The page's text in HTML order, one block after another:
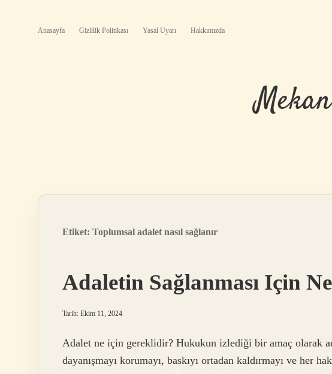
Anasayfa Gizlilik Politikası Yasal Uyarı Hakkımızda
Etiket: Toplumsal adalet nasıl sağlanır
Adaletin Sağlanması Için
Tarih: Ekim 11, 2024
Adalet ne için gereklidir? Hukukun izlediği bir amaç olarak
dayanışmayı korumayı, baskıyı ortadan kaldırmayı ve her